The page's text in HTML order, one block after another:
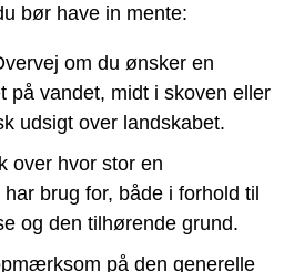
bør have in mente:
om du ønsker en
på vandet, midt i skoven eller
udsigt over landskabet.
over hvor stor en
brug for, både i forhold til
og den tilhørende grund.
på den generelle